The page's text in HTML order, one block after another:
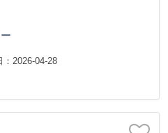
：2026-04-28